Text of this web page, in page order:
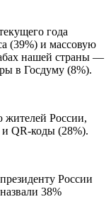
года
(39%) и массовую
нашей страны —
в Госдуму (8%).
жителей России,
и QR-коды (28%).
России
38%